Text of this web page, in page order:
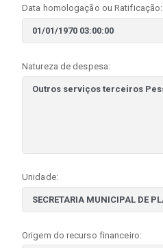
Data homologação ou Ratificação:
Natureza de despesa:
Unidade:
Origem do recurso financeiro: